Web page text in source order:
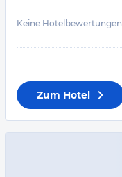
Keine Hotelbewertungen
Zum Hotel